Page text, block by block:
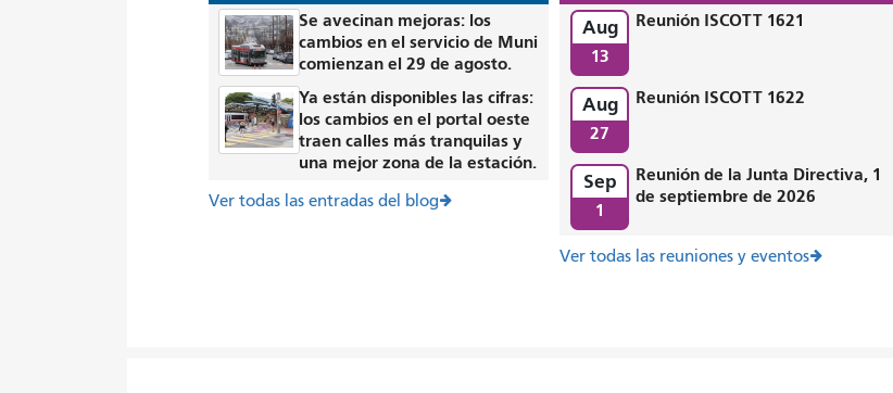
Se avecinan mejoras: los
cambios en el servicio de Muni
comienzan el 29 de agosto.
Ya están disponibles las cifras:
los cambios en el portal oeste
traen calles más tranquilas y
una mejor zona de la estación.
Ver todas las entradas del blog
Aug
13
Reunión ISCOTT 1621
Aug
27
Reunión ISCOTT 1622
Sep
1
Reunión de la Junta Directiva, 1
de septiembre de 2026
Ver todas las reuniones y eventos